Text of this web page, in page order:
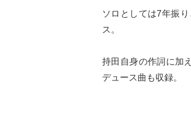
ソロとしては7年振
ス。
持田自身の作詞に加
デュース曲も収録。